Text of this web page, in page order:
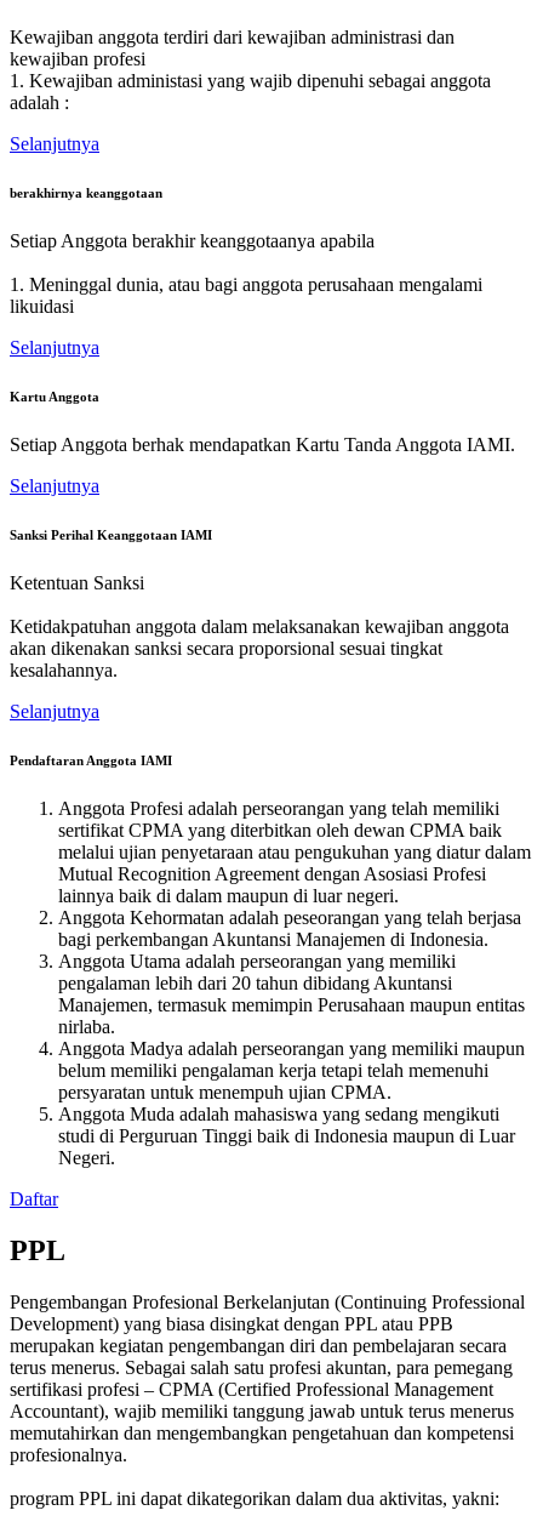
Kewajiban anggota terdiri dari kewajiban administrasi dan
kewajiban profesi
1. Kewajiban administasi yang wajib dipenuhi sebagai anggota
adalah :
Selanjutnya
berakhirnya keanggotaan
Setiap Anggota berakhir keanggotaanya apabila
1. Meninggal dunia, atau bagi anggota perusahaan mengalami
likuidasi
Selanjutnya
Kartu Anggota
Setiap Anggota berhak mendapatkan Kartu Tanda Anggota IAMI.
Selanjutnya
Sanksi Perihal Keanggotaan IAMI
Ketentuan Sanksi
Ketidakpatuhan anggota dalam melaksanakan kewajiban anggota
akan dikenakan sanksi secara proporsional sesuai tingkat
kesalahannya.
Selanjutnya
Pendaftaran Anggota IAMI
Anggota Profesi adalah perseorangan yang telah memiliki
sertifikat CPMA yang diterbitkan oleh dewan CPMA baik
melalui ujian penyetaraan atau pengukuhan yang diatur dalam
Mutual Recognition Agreement dengan Asosiasi Profesi
lainnya baik di dalam maupun di luar negeri.
Anggota Kehormatan adalah peseorangan yang telah berjasa
bagi perkembangan Akuntansi Manajemen di Indonesia.
Anggota Utama adalah perseorangan yang memiliki
pengalaman lebih dari 20 tahun dibidang Akuntansi
Manajemen, termasuk memimpin Perusahaan maupun entitas
nirlaba.
Anggota Madya adalah perseorangan yang memiliki maupun
belum memiliki pengalaman kerja tetapi telah memenuhi
persyaratan untuk menempuh ujian CPMA.
Anggota Muda adalah mahasiswa yang sedang mengikuti
studi di Perguruan Tinggi baik di Indonesia maupun di Luar
Negeri.
Daftar
PPL
Pengembangan Profesional Berkelanjutan (Continuing Professional
Development) yang biasa disingkat dengan PPL atau PPB
merupakan kegiatan pengembangan diri dan pembelajaran secara
terus menerus. Sebagai salah satu profesi akuntan, para pemegang
sertifikasi profesi – CPMA (Certified Professional Management
Accountant), wajib memiliki tanggung jawab untuk terus menerus
memutahirkan dan mengembangkan pengetahuan dan kompetensi
profesionalnya.
program PPL ini dapat dikategorikan dalam dua aktivitas, yakni: